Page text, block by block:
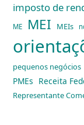
imposto de
ME MEI MEIs
pequenos negócios
PMEs Receita
Representante